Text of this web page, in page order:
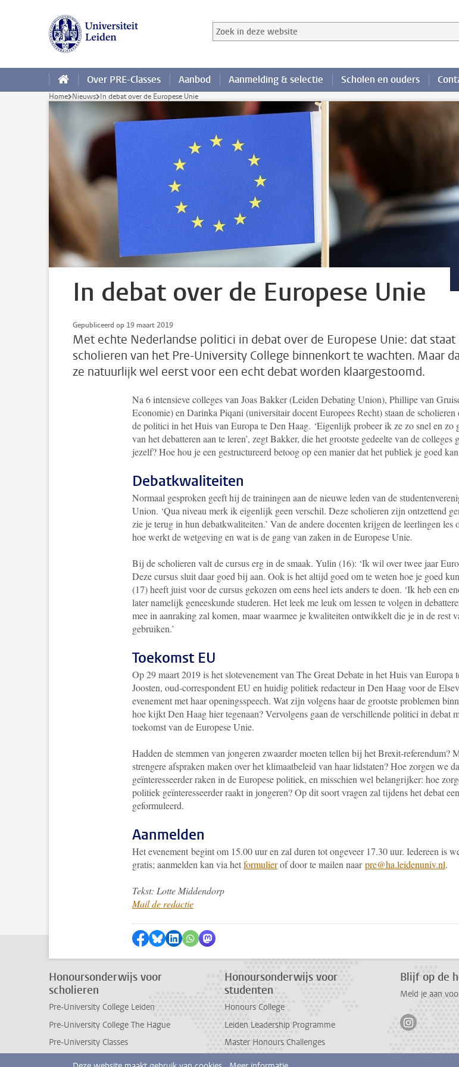
Zoek in deze website
Zoekterm
Over PRE-Classes Aanbod Aanmelding & selectie Scholen en ouders
Home Nieuws In debat over de Europese Unie
In debat over de Europese Unie
Gepubliceerd op 19 maart 2019
Met echte Nederlandse politici in debat over de Europese Unie: dat staat
scholieren van het Pre-University College binnenkort te wachten. Maar
ze natuurlijk wel eerst voor een echt debat worden klaargestoomd.
Na 6 intensieve colleges van Joas Bakker (Leiden Debating Union), Phillipe van
Economie) en Darinka Piqani (universitair docent Europees Recht) staan de scholieren
de politici in het Huis van Europa te Den Haag. ‘Eigenlijk probeer ik ze zo snel en zo
van het debatteren aan te leren’, zegt Bakker, die het grootste gedeelte van de colleges
jezelf? Hoe hou je een gestructureerd betoog op een manier dat het publiek je goed
Debatkwaliteiten
Normaal gesproken geeft hij de trainingen aan de nieuwe leden van de
Union. ‘Qua niveau merk ik eigenlijk geen verschil. Deze scholieren zijn ontzettend
zie je terug in hun debatkwaliteiten.’ Van de andere docenten krijgen de leerlingen les
hoe werkt de wetgeving en wat is de gang van zaken in de Europese Unie.
Bij de scholieren valt de cursus erg in de smaak. Yulin (16): ‘Ik wil over twee jaar
Deze cursus sluit daar goed bij aan. Ook is het altijd goed om te weten hoe je goed
(17) heeft juist voor de cursus gekozen om eens heel iets anders te doen. ‘Ik heb een
later namelijk geneeskunde studeren. Het leek me leuk om lessen te volgen in
mee in aanraking zal komen, maar waarmee je kwaliteiten ontwikkelt die je in de rest
gebruiken.’
Toekomst EU
Op 29 maart 2019 is het slotevenement van The Great Debate in het Huis van Europa
Joosten, oud-correspondent EU en huidig politiek redacteur in Den Haag voor de
evenement met haar openingsspeech. Wat zijn volgens haar de grootste problemen
hoe kijkt Den Haag hier tegenaan? Vervolgens gaan de verschillende politici in debat
toekomst van de Europese Unie.
Hadden de stemmen van jongeren zwaarder moeten tellen bij het Brexit-referendum?
strengere afspraken maken over het klimaatbeleid van haar lidstaten? Hoe zorgen we
geïnteresseerder raken in de Europese politiek, en misschien wel belangrijker: hoe
politiek geïnteresseerder raakt in jongeren? Op dit soort vragen zal tijdens het debat
geformuleerd.
Aanmelden
Het evenement begint om 15.00 uur en zal duren tot ongeveer 17.30 uur. Iedereen is
gratis; aanmelden kan via hetformulierof door te mailen naarpre@ha.leidenuniv.nl.
Tekst: Lotte Middendorp
Mail de redactie
Delen op Facebook
Delen via Bluesky
Delen op LinkedIn
Delen via WhatsApp
Delen via Mastodon
Honoursonderwijs voor
scholieren
Pre-University College Leiden
Pre-University College The Hague
Pre-University Classes
Honoursonderwijs voor
studenten
Honours College
Leiden Leadership Programme
Master Honours Challenges
Blijf op de
Meld je aan
Volg ons op